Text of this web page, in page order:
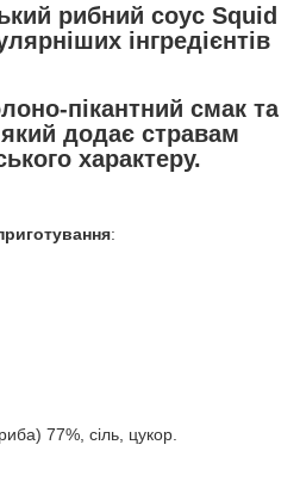
рибний соус Squid
інгредієнтів
пікантний смак та
додає стравам
характеру.
:
77%, сіль, цукор.